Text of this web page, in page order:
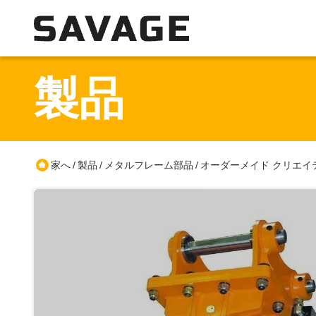
製品
家へ/製品 / メタルフレーム部品 / オーダーメイド クリエ